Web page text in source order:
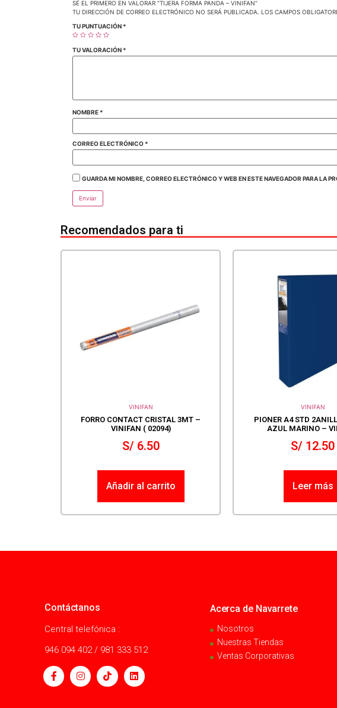
SÉ EL PRIMERO EN VALORAR “TIJERA FORMA PANDA – VINIFAN”
TU DIRECCIÓN DE CORREO ELECTRÓNICO NO SERÁ PUBLICADA. LOS CAMPOS
TU PUNTUACIÓN *
TU VALORACIÓN *
NOMBRE *
CORREO ELECTRÓNICO *
GUARDA MI NOMBRE, CORREO ELECTRÓNICO Y WEB EN ESTE NAVEGADOR PARA LA
Recomendados para ti
VINIFAN
FORRO CONTACT CRISTAL 3MT –
VINIFAN ( 02094)
S/6.50
Añadir al carrito
VINIFAN
PIONER A4 STD
AZUL MARINO –
S/ 12.50
Leer más
Contáctanos
Central telefónica :
946 094 402 / 981 333 512
Acerca de Navarrete
Nosotros
Nuestras Tiendas
Ventas Corporativas